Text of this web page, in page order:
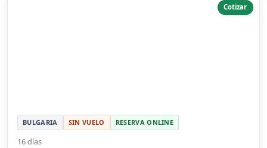
Cotizar
BULGARIA SIN VUELO RESERVA ONLINE
16 días